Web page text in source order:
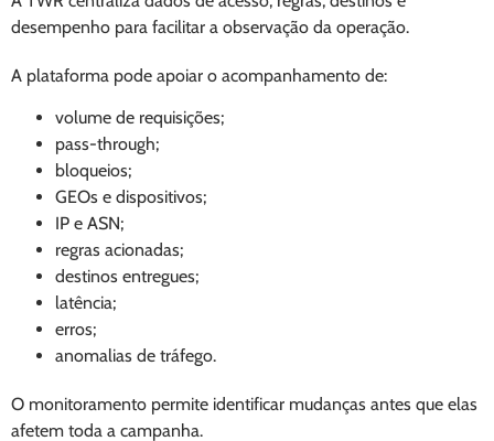
desempenho para facilitar a observação da operação.
A plataforma pode apoiar o acompanhamento de:
volume de requisições;
pass-through;
bloqueios;
GEOs e dispositivos;
IP e ASN;
regras acionadas;
destinos entregues;
latência;
erros;
anomalias de tráfego.
O monitoramento permite identificar mudanças antes que elas
afetem toda a campanha.